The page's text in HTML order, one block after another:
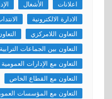
اعلانات
الأشغال
الادارة الالكترونية
التعاون اللامركزي
التعاون بين الجماعات الترابية
التعاون مع الإدارات العمومية
التعاون مع القطاع الخاص
التعاون مع المؤسسات